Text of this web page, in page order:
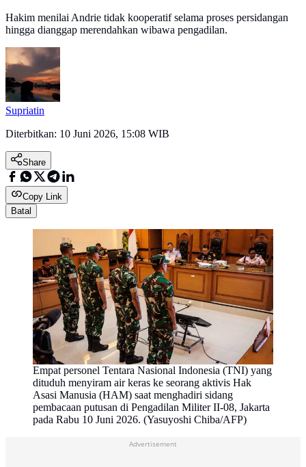
Hakim menilai Andrie tidak kooperatif selama proses persidangan
hingga dianggap merendahkan wibawa pengadilan.
Supriatin
Diterbitkan: 10 Juni 2026, 15:08 WIB
Share
Copy Link
Batal
Empat personel Tentara Nasional Indonesia (TNI) yang
dituduh menyiram air keras ke seorang aktivis Hak
Asasi Manusia (HAM) saat menghadiri sidang
pembacaan putusan di Pengadilan Militer II-08, Jakarta
pada Rabu 10 Juni 2026. (Yasuyoshi Chiba/AFP)
Advertisement